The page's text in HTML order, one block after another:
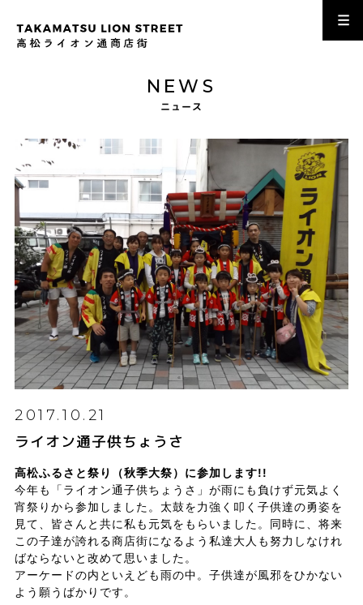
NEWS
ニュース
2017.10.21
ライオン通子供ちょうさ
高松ふるさと祭り（秋季大祭）に参加します!!
今年も「ライオン通子供ちょうさ」が雨にも負けず元気よく
宵祭りから参加しました。太鼓を力強く叩く子供達の勇姿を
見て、皆さんと共に私も元気をもらいました。同時に、将来
この子達が誇れる商店街になるよう私達大人も努力しなけれ
ばならないと改めて思いました。
アーケードの内といえども雨の中。子供達が風邪をひかない
よう願うばかりです。